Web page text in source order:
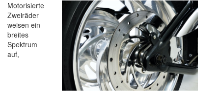
Motorisierte
Zweiräder
weisen ein
breites
Spektrum
auf,